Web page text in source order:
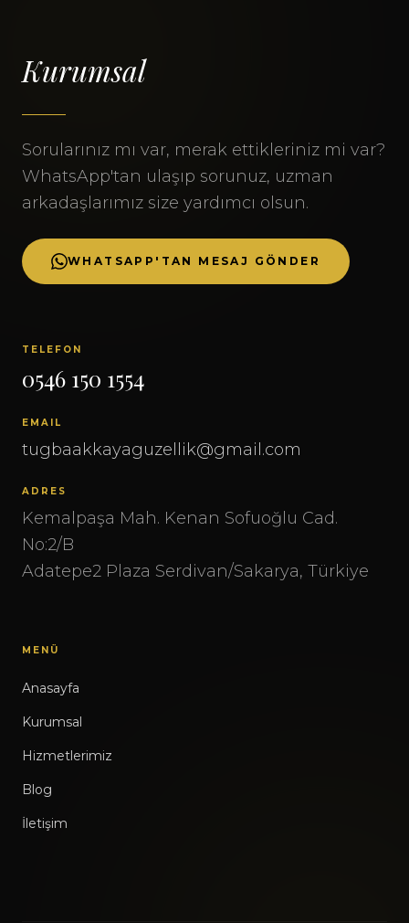
Kurumsal
Sorularınız mı var, merak ettikleriniz mi var?
WhatsApp'tan ulaşıp sorunuz, uzman
arkadaşlarımız size yardımcı olsun.
WHATSAPP'TAN MESAJ GÖNDER
TELEFON
0546 150 1554
EMAIL
tugbaakkayaguzellik@gmail.com
ADRES
Kemalpaşa Mah. Kenan Sofuoğlu Cad.
No:2/B
Adatepe2 Plaza Serdivan/Sakarya, Türkiye
MENÜ
Anasayfa
Kurumsal
Hizmetlerimiz
Blog
İletişim